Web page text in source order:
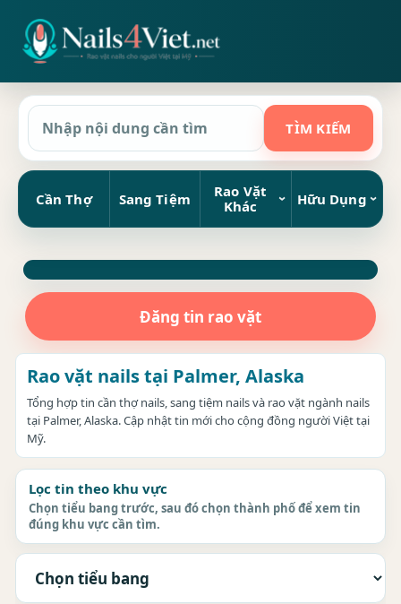
Cần Thợ Sang Tiệm
Rao Vặt
Khác
Hữu Dụng
Đăng tin rao vặt
Rao vặt nails tại Palmer, Alaska
Tổng hợp tin cần thợ nails, sang tiệm nails và rao vặt ngành nails
tại Palmer, Alaska. Cập nhật tin mới cho cộng đồng người Việt tại
Mỹ.
Lọc tin theo khu vực
Chọn tiểu bang trước, sau đó chọn thành phố để xem tin
đúng khu vực cần tìm.